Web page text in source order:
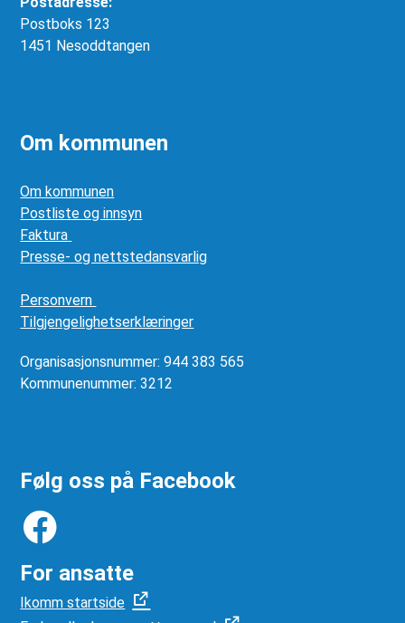
Postboks 123
1451 Nesoddtangen
Om kommunen
Om kommunen
Postliste og innsyn
Faktura
Presse- og nettstedansvarlig
Personvern
Tilgjengelighetserklæringer
Organisasjonsnummer: 944 383 565
Kommunenummer: 3212
Følg oss på Facebook
For ansatte
Ikomm startside